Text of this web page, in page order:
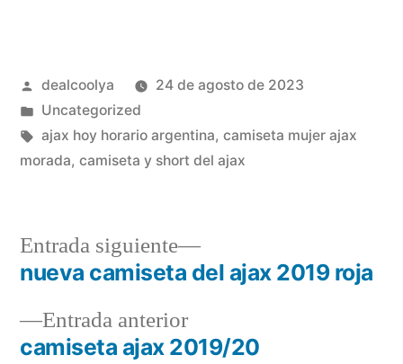
Publicado
por
dealcoolya
24 de agosto de 2023
Publicado
en
Uncategorized
Etiquetas:
ajax hoy horario argentina, camiseta mujer ajax
morada, camiseta y short del ajax
Navegación
deEntrada anteriorEntrada
anterior:
camiseta ajax 2019/20
Entrada siguiente
Entrada
siguiente:
nueva camiseta del ajax 2019 roja